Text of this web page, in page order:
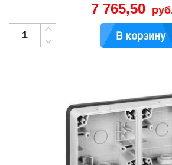
7 765,50
В корзину